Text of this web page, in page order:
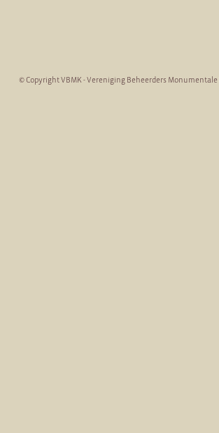
© Copyright VBMK - Vereniging Beheerders